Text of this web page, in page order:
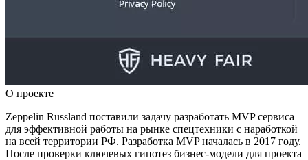
О проекте
Zeppelin Russland поставили задачу разработать MVP сервиса
для эффективной работы на рынке спецтехники с наработкой
на всей территории РФ. Разработка MVP началась в 2017 году.
После проверки ключевых гипотез бизнес-модели для проекта